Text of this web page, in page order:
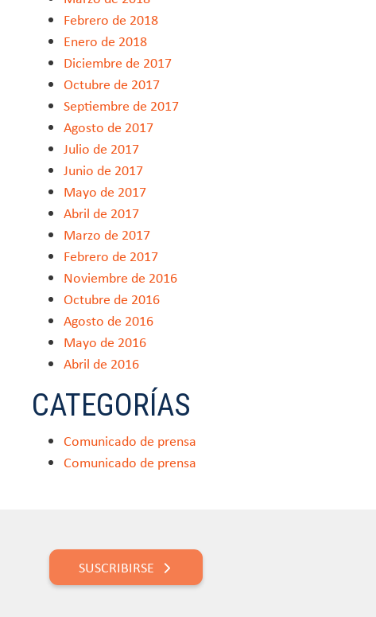
Febrero de 2018
Enero de 2018
Diciembre de 2017
Octubre de 2017
Septiembre de 2017
Agosto de 2017
Julio de 2017
Junio de 2017
Mayo de 2017
Abril de 2017
Marzo de 2017
Febrero de 2017
Noviembre de 2016
Octubre de 2016
Agosto de 2016
Mayo de 2016
Abril de 2016
CATEGORÍAS
Comunicado de prensa
Comunicado de prensa
SUSCRIBIRSE